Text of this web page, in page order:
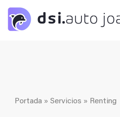
Saltar
contenido
Portada » Servicios » Renting